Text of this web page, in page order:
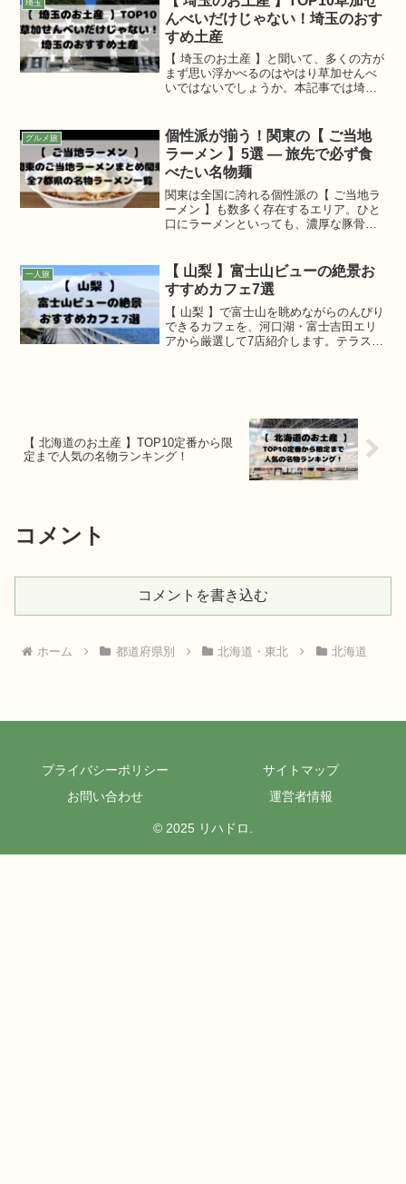
飲食店、服装や混雑時の対処法まで詳し
く解説。
埼玉
んべいだけじゃない！埼玉のおす
すめ土産
【 埼玉のお土産 】と聞いて、多くの方が
まず思い浮かべるのはやはり草加せんべ
いではないでしょうか。本記事では埼玉
菓子の特徴やおすすめの購入スポットも
あわせて解説。
グルメ旅
個性派が揃う！関東の【 ご当地
ラーメン 】5選 — 旅先で必ず食
べたい名物麺
関東は全国に誇れる個性派の【 ご当地ラ
ーメン 】も数多く存在するエリア。ひと
口にラーメンといっても、濃厚な豚骨醤
いは驚くほど多彩。今回の記事では、関
東のご当地ラーメンの中から特に個性が
際立つ5杯を厳選してご紹介。
一人旅
【 山梨 】富士山ビューの絶景お
すすめカフェ7選
【 山梨 】で富士山を眺めながらのんびり
できるカフェを、河口湖・富士吉田エリ
アから厳選して7店紹介します。テラス席
【 北海道のお土産 】TOP10定番から限
定まで人気の名物ランキング！
コメント
コメントを書き込む
ホーム 都道府県別 北海道・東北 北海道
プライバシーポリシー
サイトマップ
お問い合わせ
運営者情報
© 2025 リハドロ.